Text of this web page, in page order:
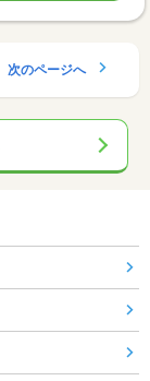
次のページへ